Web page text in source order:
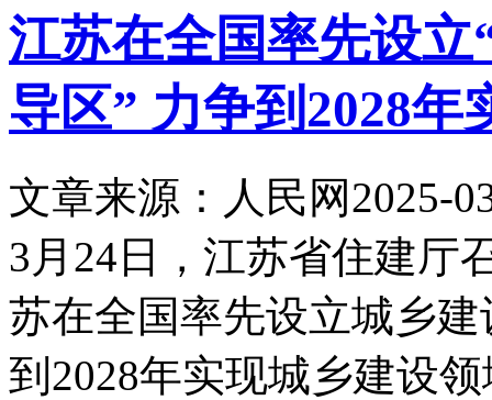
江苏在全国率先设
导区” 力争到2028年
文章来源：人民网2025-
3月24日，江苏省住建厅
苏在全国率先设立城乡
到2028年实现城乡建设